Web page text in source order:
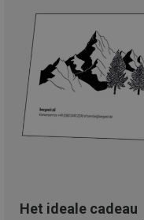
Het ideale cadeau